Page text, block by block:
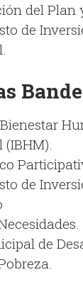
del Plan
de
de
de